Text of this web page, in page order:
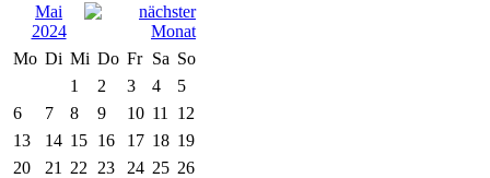
Mai
2024
Mo Di Mi Do Fr Sa So
1
2 3 4
5
6
7 8 9 10 11
12
13
14 15 16 17 18 19
20
21 22 23 24 25 26